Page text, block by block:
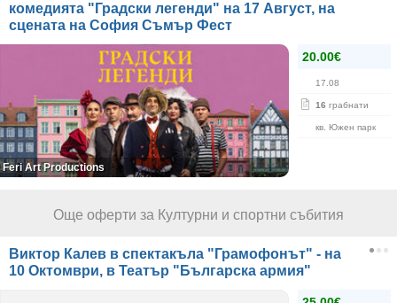
комедията "Градски легенди" на 17 Август, на
сцената на София Съмър Фест
20.00€
17.08
16 грабнати
кв. Южен парк
Feri Art Productions
Още оферти за Културни и спортни събития
Виктор Калев в спектакъла "Грамофонът" - на
10 Октомври, в Театър "Българска армия"